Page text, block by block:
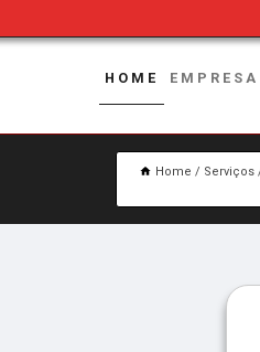
HOME EMPRESA
Home Serviços